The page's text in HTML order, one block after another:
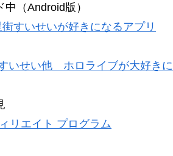
（Android版）
すいせいが好きになるアプリ
いせい他 ホロライブが大好きに
リエイト プログラム